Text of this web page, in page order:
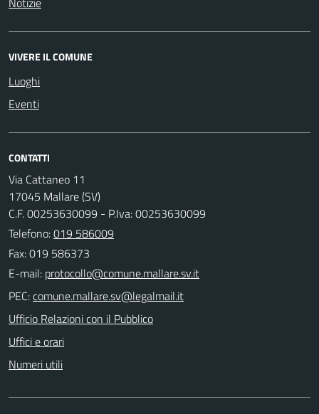
VIVERE IL COMUNE
Luoghi
Eventi
CONTATTI
Via Cattaneo 11
17045 Mallare (SV)
C.F. 00253630099 - P.Iva: 00253630099
Telefono:019 586009
Fax: 019 586373
E-mail:
PEC:
Ufficio Relazioni con il Pubblico
Uffici e orari
Numeri utili